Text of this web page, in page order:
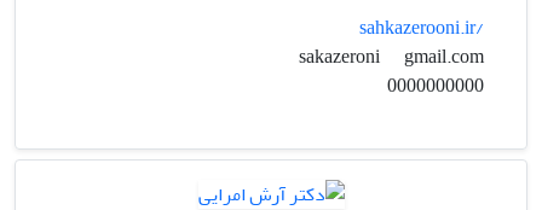
sahkazerooni.ir/
gmail.com